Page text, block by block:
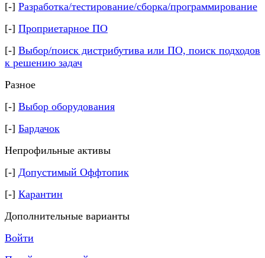
[-] Разработка/тестирование/сборка/программирование
[-] Проприетарное ПО
[-] Выбор/поиск дистрибутива или ПО, поиск подходов
к решению задач
Разное
[-] Выбор оборудования
[-] Бардачок
Непрофильные активы
[-] Допустимый Оффтопик
[-] Карантин
Дополнительные варианты
Войти